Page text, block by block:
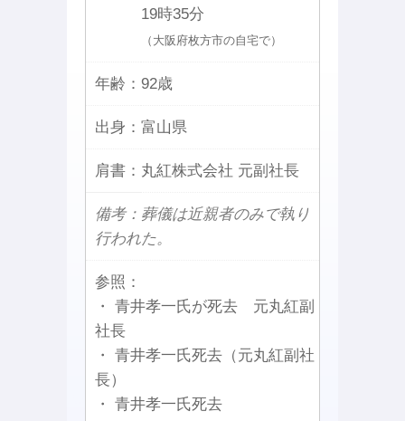
19時35分
（大阪府枚方市の自宅で）
年齢： 92歳
出身： 富山県
肩書： 丸紅株式会社 元副社長
備考：葬儀は近親者のみで執り
行われた。
参照：
・ 青井孝一氏が死去 元丸紅副
社長
・ 青井孝一氏死去（元丸紅副社
長）
・ 青井孝一氏死去